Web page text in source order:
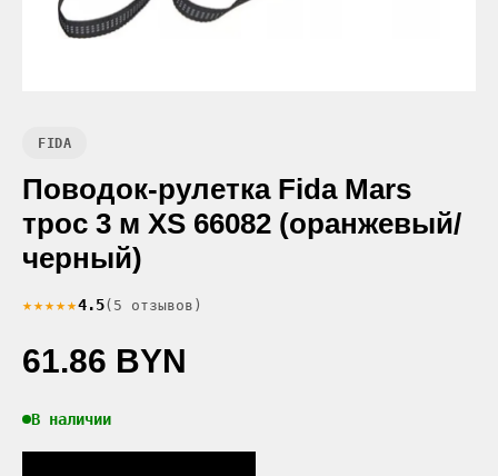
FIDA
Поводок-рулетка Fida Mars
трос 3 м XS 66082 (оранжевый/
черный)
★★★★★4.5(5 отзывов)
61.86 BYN
В наличии